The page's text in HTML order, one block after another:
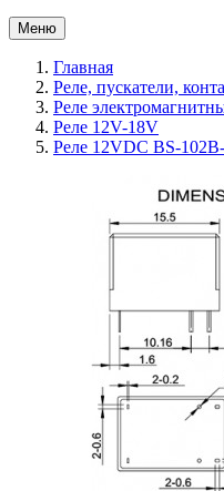
Меню
Главная
Реле, пускатели,
Реле
Реле 12V-18V
Реле 12VDC BS-